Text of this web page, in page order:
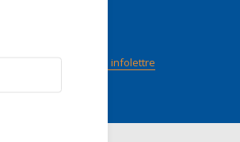
Abonnez-vous à notre infolettre